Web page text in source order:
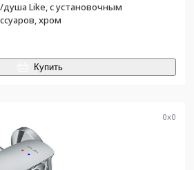
Like, с установочным
хром
Купить
0x0